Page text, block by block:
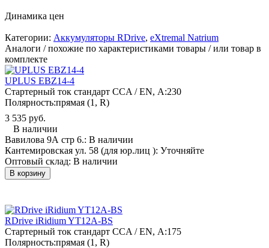
Динамика цен
Категории: Аккумуляторы RDrive, eXtremal Natrium
Аналоги / похожие по характеристиками товары / или товар в
комплекте
UPLUS EBZ14-4
Стартерный ток стандарт CCA / EN, А:230
Полярность:прямая (1, R)
3 535 руб.
В наличии
Вавилова 9А стр 6.: В наличии
Кантемировская ул. 58 (для юр.лиц ): Уточняйте
Оптовый склад: В наличии
В корзину
RDrive iRidium YT12A-BS
Стартерный ток стандарт CCA / EN, А:175
Полярность:прямая (1, R)